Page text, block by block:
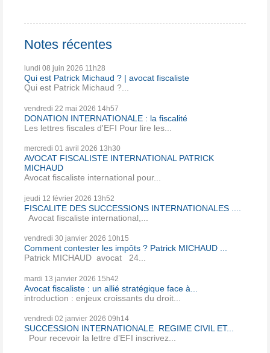
Notes récentes
lundi 08 juin 2026 11h28
Qui est Patrick Michaud ? | avocat fiscaliste
Qui est Patrick Michaud ?...
vendredi 22 mai 2026 14h57
DONATION INTERNATIONALE : la fiscalité
Les lettres fiscales d'EFI Pour lire les...
mercredi 01 avril 2026 13h30
AVOCAT FISCALISTE INTERNATIONAL PATRICK
MICHAUD
Avocat fiscaliste international pour...
jeudi 12 février 2026 13h52
FISCALITE DES SUCCESSIONS INTERNATIONALES ....
Avocat fiscaliste international,...
vendredi 30 janvier 2026 10h15
Comment contester les impôts ? Patrick MICHAUD ...
Patrick MICHAUD avocat 24...
mardi 13 janvier 2026 15h42
Avocat fiscaliste : un allié stratégique face à...
introduction : enjeux croissants du droit...
vendredi 02 janvier 2026 09h14
SUCCESSION INTERNATIONALE REGIME CIVIL ET...
Pour recevoir la lettre d’EFI inscrivez...